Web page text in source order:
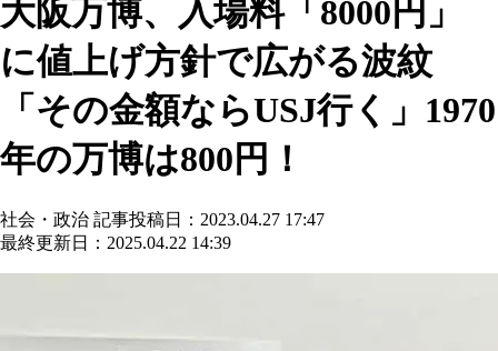
大阪万博、入場料「8000円」
に値上げ方針で広がる波紋
「その金額ならUSJ行く」1970
年の万博は800円！
社会・政治 記事投稿日：2023.04.27 17:47
最終更新日：2025.04.22 14:39